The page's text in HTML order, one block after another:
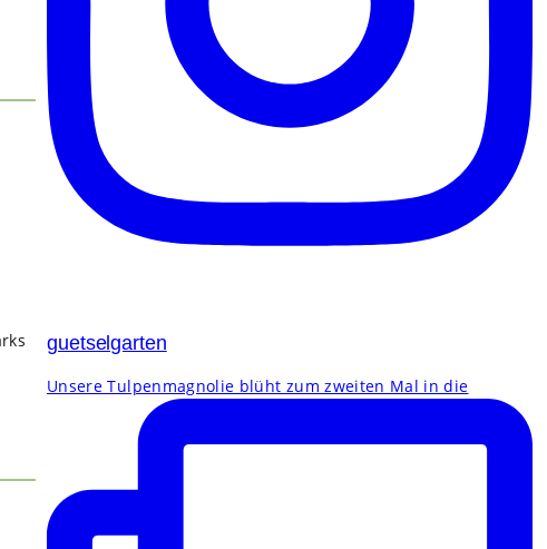
guetselgarten
Unsere Tulpenmagnolie blüht zum zweiten Mal in die